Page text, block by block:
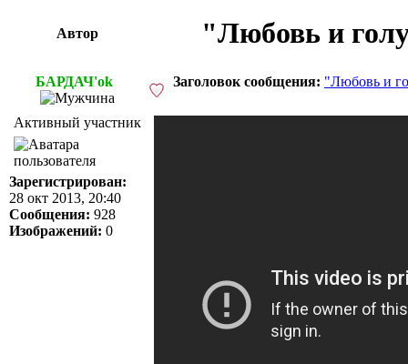
Автор "Любовь и
БАРДАЧ'ok Заголовок сообщения: "Любовь и
Активный участник
Зарегистрирован:
28 окт 2013, 20:40
Сообщения: 928
Изображений: 0